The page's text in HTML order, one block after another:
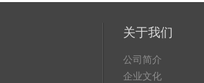
关于我们
公司简介
企业文化